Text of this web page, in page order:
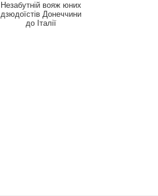
Незабутній вояж юних
дзюдоїстів Донеччини
до Італії